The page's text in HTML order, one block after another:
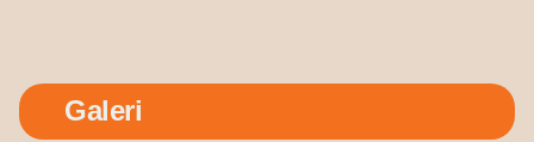
Galeri